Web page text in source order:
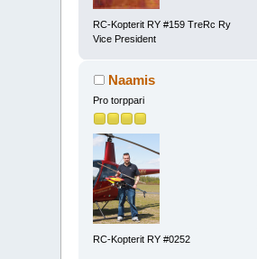
RC-Kopterit RY #159 TreRc Ry
Vice President
Naamis
Pro torppari
RC-Kopterit RY #0252